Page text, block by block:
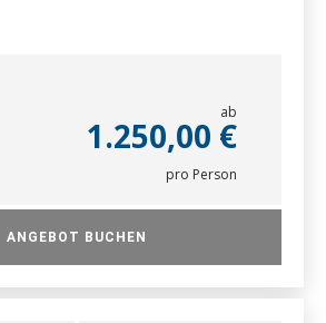
ab
1.250,00 €
pro Person
ANGEBOT BUCHEN